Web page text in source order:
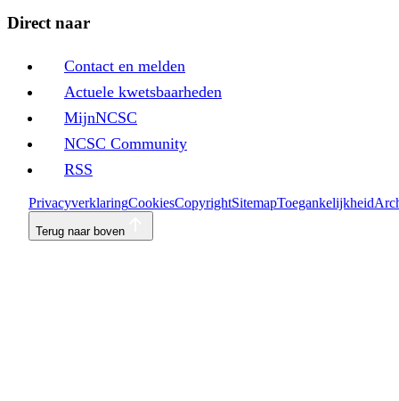
Direct naar
Contact en melden
Actuele kwetsbaarheden
MijnNCSC
NCSC Community
RSS
PrivacyverklaringCookiesCopyrightSitemapToegankelijkheid
Terug naar boven